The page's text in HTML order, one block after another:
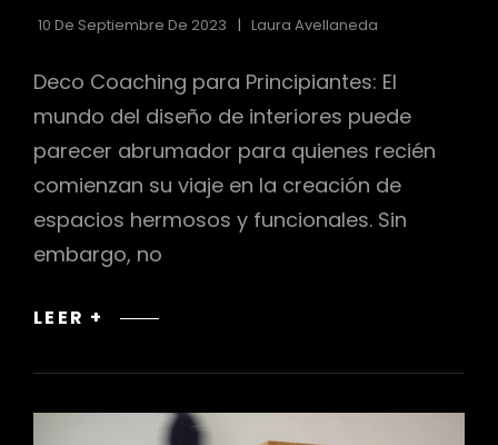
10 De Septiembre De 2023 Laura Avellaneda
Deco Coaching para Principiantes: El
mundo del diseño de interiores puede
parecer abrumador para quienes recién
comienzan su viaje en la creación de
espacios hermosos y funcionales. Sin
embargo, no
LEER +
DECO
PARA
CONSEJOS